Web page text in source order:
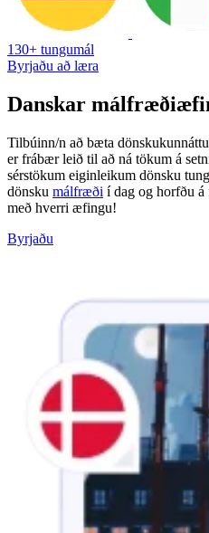
130+ tungumál
Byrjaðu að læra
Danskar
Tilbúinn/n að bæta
er frábær leið til að ná tökum á
sérstökum eiginleikum dönsku
dönsku málfræði í dag og horfðu
með hverri æfingu!
Byrjaðu